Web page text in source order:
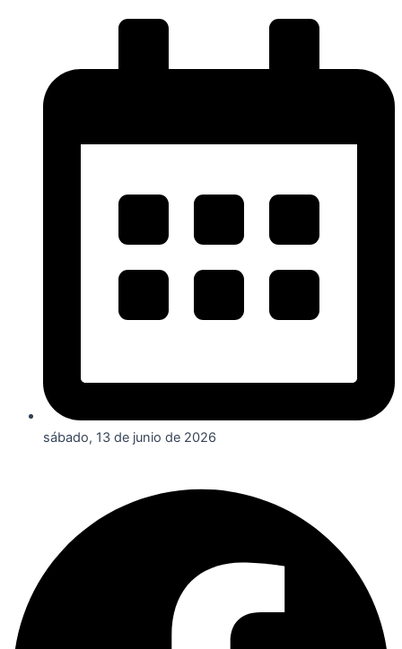
sábado, 13 de junio de 2026